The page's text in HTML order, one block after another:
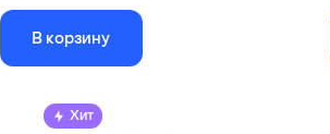
Габариты стола указаны по внешней рамке,
размер ячеистого поля - 456х256
Длина
Ширина
В корзину
Хит